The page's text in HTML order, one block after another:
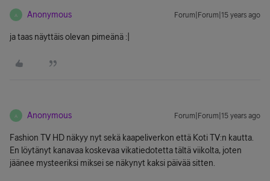
A Anonymous Forum|Forum|15 years ago
ja taas näyttäis olevan pimeänä :|
A Anonymous Forum|Forum|15 years ago
Fashion TV HD näkyy nyt sekä kaapeliverkon että Koti TV:n kautta.
En löytänyt kanavaa koskevaa vikatiedotetta tältä viikolta, joten
jäänee mysteeriksi miksei se näkynyt kaksi päivää sitten.